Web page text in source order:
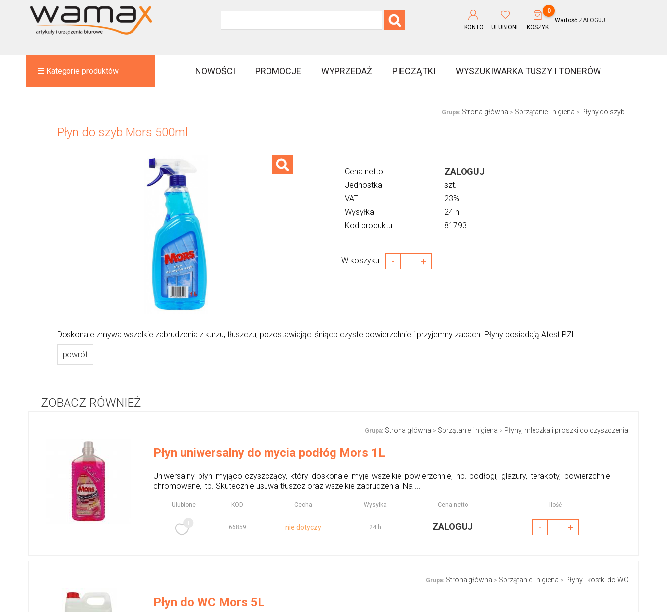
KONTO ULUBIONE
0
KOSZYK
Wartość:ZALOGUJ
Kategorie produktów NOWOŚCI PROMOCJE WYPRZEDAŻ PIECZĄTKI WYSZUKIWARKA TUSZY I TONERÓW
Grupa: Strona główna > Sprzątanie i higiena > Płyny do szyb
Płyn do szyb Mors 500ml
Cena netto ZALOGUJ
Jednostka
szt.
VAT
23%
Wysyłka
24 h
Kod produktu
81793
W koszyku - +
Doskonale zmywa wszelkie zabrudzenia z kurzu, tłuszczu, pozostawiając lśniąco czyste powierzchnie i przyjemny zapach. Płyny posiadają Atest PZH.
powrót
ZOBACZ RÓWNIEŻ
Grupa: Strona główna > Sprzątanie i higiena > Płyny, mleczka i proszki do czyszczenia
Płyn uniwersalny do mycia podłóg Mors 1L
Uniwersalny płyn myjąco-czyszczący, który doskonale myje wszelkie powierzchnie, np. podłogi, glazury, terakoty, powierzchnie
chromowane, itp. Skutecznie usuwa tłuszcz oraz wszelkie zabrudzenia. Na ...
Ulubione KOD Cecha Wysyłka Cena netto Ilość
66859 nie dotyczy 24 h ZALOGUJ - +
Grupa: Strona główna > Sprzątanie i higiena > Płyny i kostki do WC
Płyn do WC Mors 5L